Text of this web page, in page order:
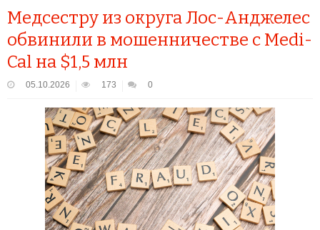
Медсестру из округа Лос-Анджелес
обвинили в мошенничестве с Medi-
Cal на $1,5 млн
05.10.2026 173 0